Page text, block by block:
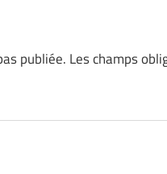
publiée. Les champs